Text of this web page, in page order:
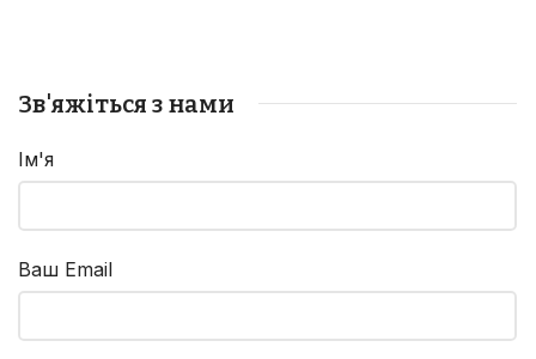
Зв'яжіться з нами
Ім'я
Ваш Email